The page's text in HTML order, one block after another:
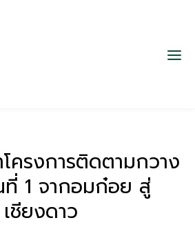
ครงการติดตามกวาง
1 จากอมก๋อย สู่
เชียงดาว